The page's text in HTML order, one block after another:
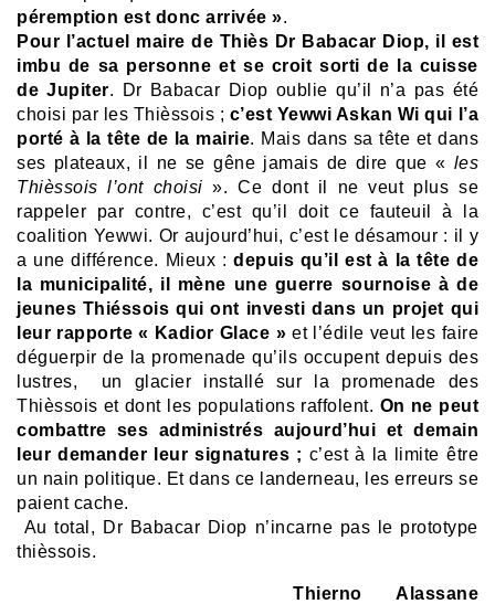
péremption est donc arrivée ».
Pour l’actuel maire de Thiès Dr Babacar Diop, il est
imbu de sa personne et se croit sorti de la cuisse
de Jupiter. Dr Babacar Diop oublie qu’il n’a pas été
choisi par les Thièssois ; c’est Yewwi Askan Wi qui l’a
porté à la tête de la mairie. Mais dans sa tête et dans
ses plateaux, il ne se gêne jamais de dire que « les
Thièssois l’ont choisi ». Ce dont il ne veut plus se
rappeler par contre, c’est qu’il doit ce fauteuil à la
coalition Yewwi. Or aujourd’hui, c’est le désamour : il y
a une différence. Mieux :depuis qu’il est à la tête de
la municipalité, il mène une guerre sournoise à de
jeunes Thiéssois qui ont investi dans un projet qui
leur rapporte « Kadior Glace » et l’édile veut les faire
déguerpir de la promenade qu’ils occupent depuis des
lustres, un glacier installé sur la promenade des
Thièssois et dont les populations raffolent. On ne peut
combattre ses administrés aujourd’hui et demain
leur demander leur signatures ; c’est à la limite être
un nain politique. Et dans ce landerneau, les erreurs se
paient cache.
Au total, Dr Babacar Diop n’incarne pas le prototype
thièssois.
Thierno Alassane